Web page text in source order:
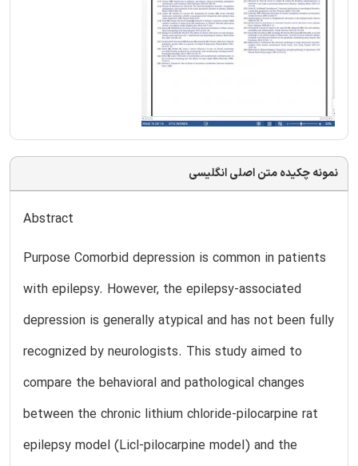
نمونه چکیده متن اصلی انگلیسی
Abstract
Purpose Comorbid depression is common in patients
with epilepsy. However, the epilepsy-associated
depression is generally atypical and has not been fully
recognized by neurologists. This study aimed to
compare the behavioral and pathological changes
between the chronic lithium chloride-pilocarpine rat
epilepsy model (Licl-pilocarpine model) and the